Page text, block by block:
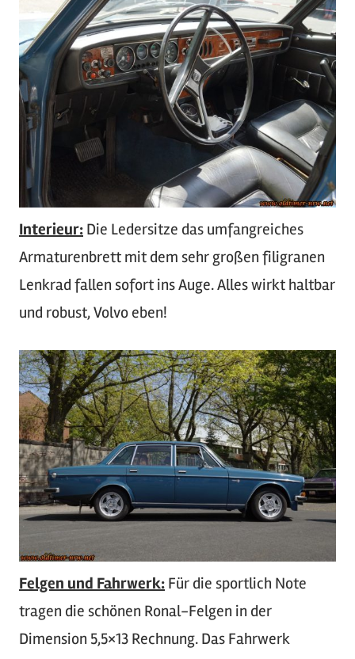
Interieur: Die Ledersitze das umfangreiches
Armaturenbrett mit dem sehr großen filigranen
Lenkrad fallen sofort ins Auge. Alles wirkt haltbar
und robust, Volvo eben!
Felgen und Fahrwerk: Für die sportlich Note
tragen die schönen Ronal-Felgen in der
Dimension 5,5×13 Rechnung. Das Fahrwerk